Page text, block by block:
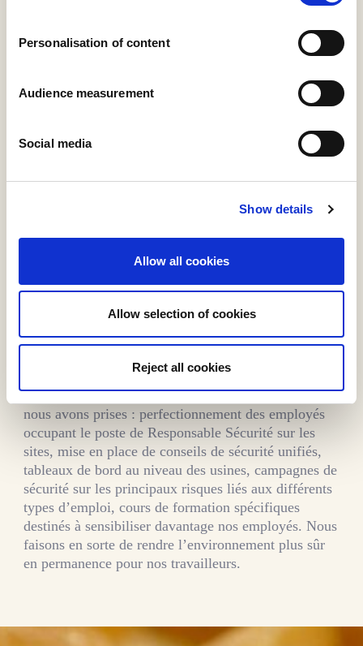
Personalisation of content
Audience measurement
Social media
Show details
Allow all cookies
Allow selection of cookies
Reject all cookies
mesurables d’une année sur
Nos indicateurs de sécurité sont unifiés dans
indicateurs de sécurité que nous mesurons est le taux
d’accident avec arrêt de travail. Nous avons réduit ce
2020 à 3,9 en 2022 et nous continuons à le réduire
chaque année. Voici quelques-unes des mesures que
nous avons prises : perfectionnement des employés
occupant le poste de Responsable Sécurité sur les
sites, mise en place de conseils de sécurité unifiés,
tableaux de bord au niveau des usines, campagnes de
sécurité sur les principaux risques liés aux différents
types d’emploi, cours de formation spécifiques
destinés à sensibiliser davantage nos employés. Nous
faisons en sorte de rendre l’environnement plus sûr
en permanence pour nos travailleurs.